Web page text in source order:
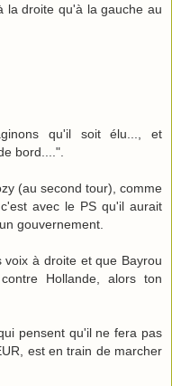
la droite qu'à la gauche au
qu'il soit élu..., et
bord....".
(au second tour), comme
avec le PS qu'il aurait
gouvernement.
à droite et que Bayrou
Hollande, alors ton
pensent qu'il ne fera pas
est en train de marcher